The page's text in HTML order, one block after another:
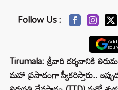
Follow Us :
Add
Tirumala: శ్రీవారి దర్శనానికి
మహా ప్రసాదంగా స్వీకరిస్తారు..